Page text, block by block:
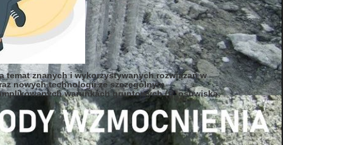
temat znanych i wykorzystywanych rozwiązań w
nowych technologii ze szczególnym
warunkach gruntowych (tj. osuwiska,